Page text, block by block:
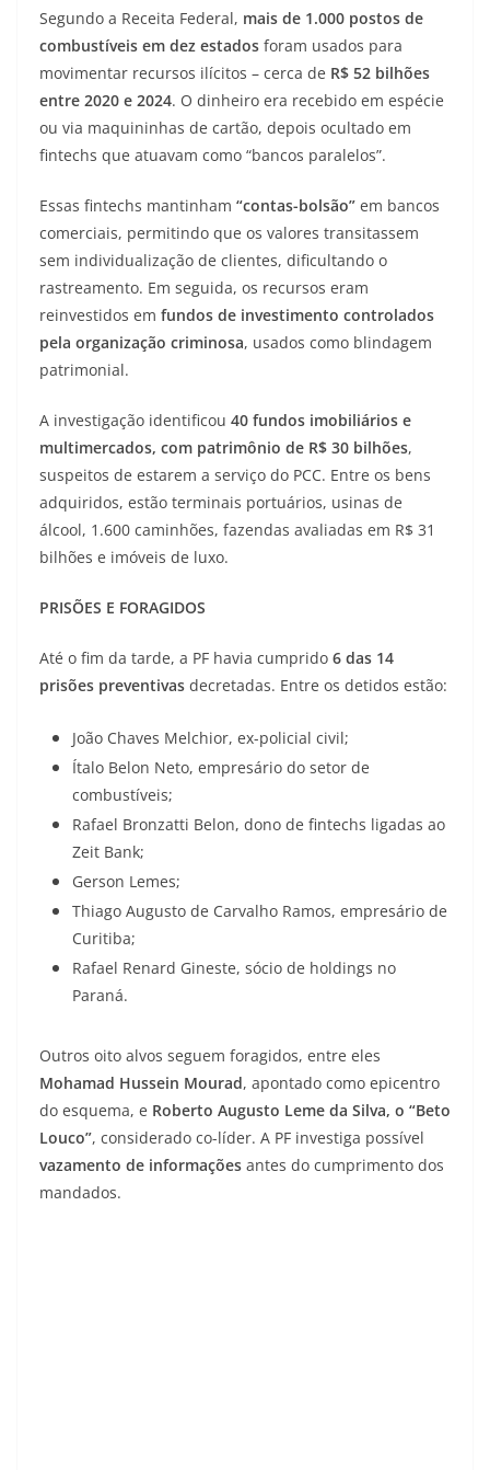
Segundo a Receita Federal, mais de 1.000 postos de
combustíveis em dez estados foram usados para
movimentar recursos ilícitos – cerca de R$ 52 bilhões
entre 2020 e 2024. O dinheiro era recebido em espécie
ou via maquininhas de cartão, depois ocultado em
fintechs que atuavam como “bancos paralelos”.
Essas fintechs mantinham “contas-bolsão” em bancos
comerciais, permitindo que os valores transitassem
sem individualização de clientes, dificultando o
rastreamento. Em seguida, os recursos eram
reinvestidos em fundos de investimento controlados
pela organização criminosa, usados como blindagem
patrimonial.
A investigação identificou 40 fundos imobiliários e
multimercados, com patrimônio de R$ 30 bilhões,
suspeitos de estarem a serviço do PCC. Entre os bens
adquiridos, estão terminais portuários, usinas de
álcool, 1.600 caminhões, fazendas avaliadas em R$ 31
bilhões e imóveis de luxo.
PRISÕES E FORAGIDOS
Até o fim da tarde, a PF havia cumprido 6 das 14
prisões preventivas decretadas. Entre os detidos estão:
João Chaves Melchior, ex-policial civil;
Ítalo Belon Neto, empresário do setor de
combustíveis;
Rafael Bronzatti Belon, dono de fintechs ligadas ao
Zeit Bank;
Gerson Lemes;
Thiago Augusto de Carvalho Ramos, empresário de
Curitiba;
Rafael Renard Gineste, sócio de holdings no
Paraná.
Outros oito alvos seguem foragidos, entre eles
Mohamad Hussein Mourad, apontado como epicentro
do esquema, e Roberto Augusto Leme da Silva, o “Beto
Louco”, considerado co-líder. A PF investiga possível
vazamento de informações antes do cumprimento dos
mandados.